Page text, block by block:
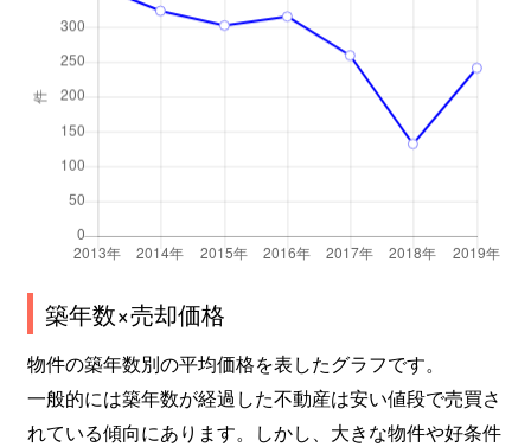
板橋学区
3,900万円
板橋学区
3,800万円
丹波橋
板橋学区
伏見桃山
板橋学区
板橋学区
3,300万円
伏見桃山
板橋学区
板橋学区
2,500万円
伏見桃山
板橋学区
2,500万円
伏見桃山
築年数×売却価格
物件の築年数別の平均価格を表したグラフです。
一般的には築年数が経過した不動産は安い値段で売買さ
れている傾向にあります。しかし、大きな物件や好条件